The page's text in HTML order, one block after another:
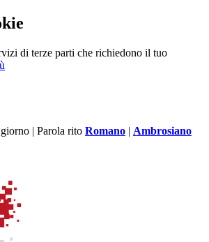
di terze parti che richiedono il tuo
| Parola rito Romano | Ambrosiano